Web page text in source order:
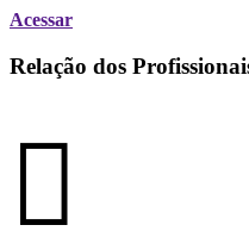
Acessar
Relação dos